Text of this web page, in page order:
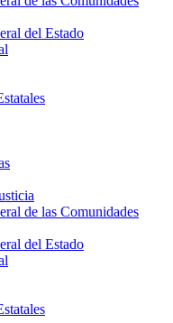
del Estado
de las Comunidades
del Estado